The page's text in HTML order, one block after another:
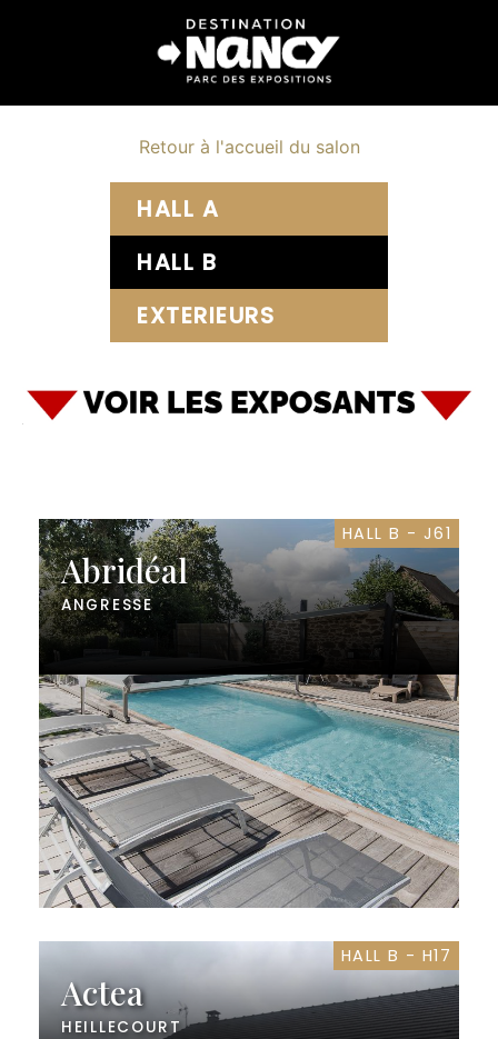
Retour à l'accueil du salon
HALL A
HALL B
EXTERIEURS
HALL B - J61
Abridéal
ANGRESSE
HALL B - H17
Actea
HEILLECOURT